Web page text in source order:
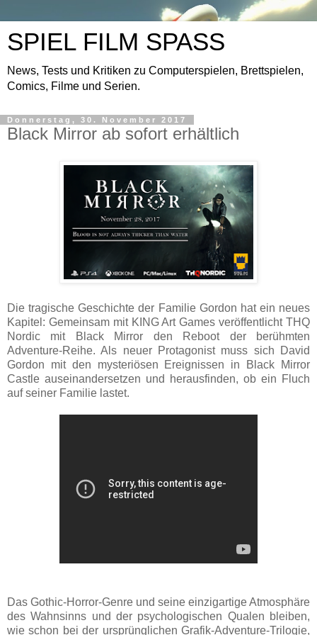
SPIEL FILM SPASS
News, Tests und Kritiken zu Computerspielen, Brettspielen,
Comics, Filme und Serien.
Donnerstag, 30. November 2017
Black Mirror ab sofort erhältlich
Die tragische Geschichte der Familie Gordon hat ein neues
Kapitel: Gemeinsam mit KING Art Games veröffentlicht THQ
Nordic mit Black Mirror den Reboot der berühmten
Adventure-Reihe. Als neuer Protagonist muss sich David
Gordon mit den mysteriösen Ereignissen in Black Mirror
Castle auseinandersetzen und herausfinden, ob ein Fluch
auf seiner Familie lastet.
Das Gothic-Horror-Genre und seine einzigartige Atmosphäre
des Wahnsinns und der psychologischen Qualen bleiben,
wie schon bei der ursprünglichen Grafik-Adventure-Trilogie,